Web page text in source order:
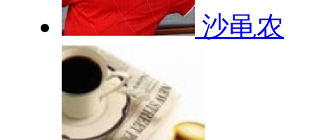
沙黾农